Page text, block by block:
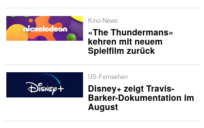
Kino-News
«The Thundermans»
kehren mit neuem
Spielfilm zurück
US-Fernsehen
Disney+ zeigt Travis-
Barker-Dokumentation im
August